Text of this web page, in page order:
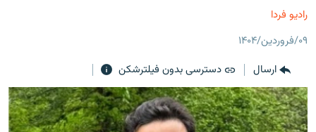
صفحه
جستجو
گزارش‌های ویدئویی
English
به ما بپیوندید
رادیو فردا
۰۹/فروردین/۱۴۰۴
ارسال
دسترسی بدون فیلترشکن